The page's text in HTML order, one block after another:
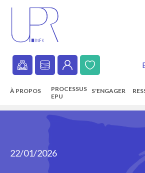
content
Secondary
navigation
Main
navigation
À PROPOS
PROCESSUS
EPU
S'ENGAGER
22/01/2026